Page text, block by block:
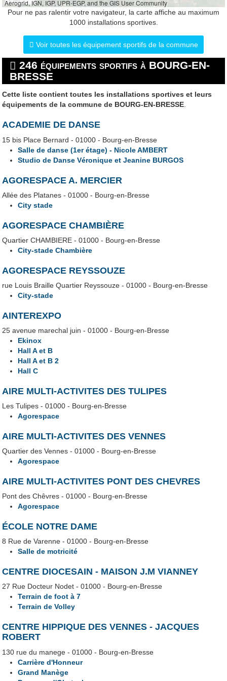
Aerogrid, IGN, IGP, UPR-EGP, and the GIS User Community
Pour ne pas ralentir votre navigateur, la carte affiche au maximum
1000 installations sportives.
Voir toutes les équipement sportifs de la commune
246 équipements sportifs à BOURG-EN-
BRESSE
Cette liste contient toutes les installations sportives et leurs
équipements de la commune de BOURG-EN-BRESSE.
ACADEMIE DE DANSE
15 bis Place Bernard - 01000 - Bourg-en-Bresse
Salle de danse (1er étage) - Nicole AMBERT
Studio de Danse Véronique et Jeanine BURGOS
AGORESPACE A. MERCIER
Allée des Platanes - 01000 - Bourg-en-Bresse
City stade
AGORESPACE CHAMBIÈRE
Quartier CHAMBIERE - 01000 - Bourg-en-Bresse
City-stade Chambière
AGORESPACE REYSSOUZE
rue Louis Braille Quartier Reyssouze - 01000 - Bourg-en-Bresse
City-stade
AINTEREXPO
25 avenue marechal juin - 01000 - Bourg-en-Bresse
Ekinox
Hall A et B
Hall A et B 2
Hall C
AIRE MULTI-ACTIVITES DES TULIPES
Les Tulipes - 01000 - Bourg-en-Bresse
Agorespace
AIRE MULTI-ACTIVITES DES VENNES
Quartier des Vennes - 01000 - Bourg-en-Bresse
Agorespace
AIRE MULTI-ACTIVITES PONT DES CHEVRES
Pont des Chêvres - 01000 - Bourg-en-Bresse
Agorespace
ÉCOLE NOTRE DAME
8 Rue de Varenne - 01000 - Bourg-en-Bresse
Salle de motricité
CENTRE DIOCESAIN - MAISON J.M VIANNEY
27 Rue Docteur Nodet - 01000 - Bourg-en-Bresse
Terrain de foot à 7
Terrain de Volley
CENTRE HIPPIQUE DES VENNES - JACQUES
ROBERT
130 rue du manege - 01000 - Bourg-en-Bresse
Carrière d'Honneur
Grand Manège